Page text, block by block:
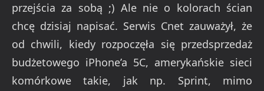
przejścia za sobą ;) Ale nie o kolorach ścian
chcę dzisiaj napisać. Serwis Cnet zauważył, że
od chwili, kiedy rozpoczęła się przedsprzedaż
budżetowego iPhone’a 5C, amerykańskie sieci
komórkowe takie, jak np. Sprint, mimo